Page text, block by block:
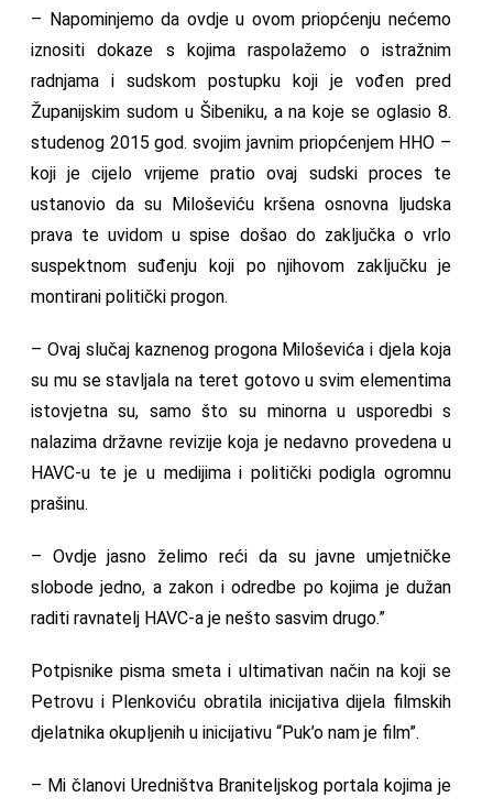
– Napominjemo da ovdje u ovom priopćenju nećemo
iznositi dokaze s kojima raspolažemo o istražnim
radnjama i sudskom postupku koji je vođen pred
Županijskim sudom u Šibeniku, a na koje se oglasio 8.
studenog 2015 god. svojim javnim priopćenjem HHO –
koji je cijelo vrijeme pratio ovaj sudski proces te
ustanovio da su Miloševiću kršena osnovna ljudska
prava te uvidom u spise došao do zaključka o vrlo
suspektnom suđenju koji po njihovom zaključku je
montirani politički progon.
– Ovaj slučaj kaznenog progona Miloševića i djela koja
su mu se stavljala na teret gotovo u svim elementima
istovjetna su, samo što su minorna u usporedbi s
nalazima državne revizije koja je nedavno provedena u
HAVC-u te je u medijima i politički podigla ogromnu
prašinu.
– Ovdje jasno želimo reći da su javne umjetničke
slobode jedno, a zakon i odredbe po kojima je dužan
raditi ravnatelj HAVC-a je nešto sasvim drugo.”
Potpisnike pisma smeta i ultimativan način na koji se
Petrovu i Plenkoviću obratila inicijativa dijela filmskih
djelatnika okupljenih u inicijativu “Puk’o nam je film”.
– Mi članovi Uredništva Braniteljskog portala kojima je